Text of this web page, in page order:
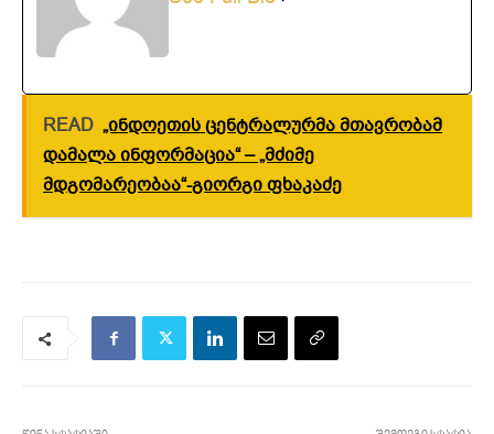
READ „ინდოეთის ცენტრალურმა მთავრობამ
დამალა ინფორმაცია“ – „მძიმე
მდგომარეობაა“-გიორგი ფხაკაძე